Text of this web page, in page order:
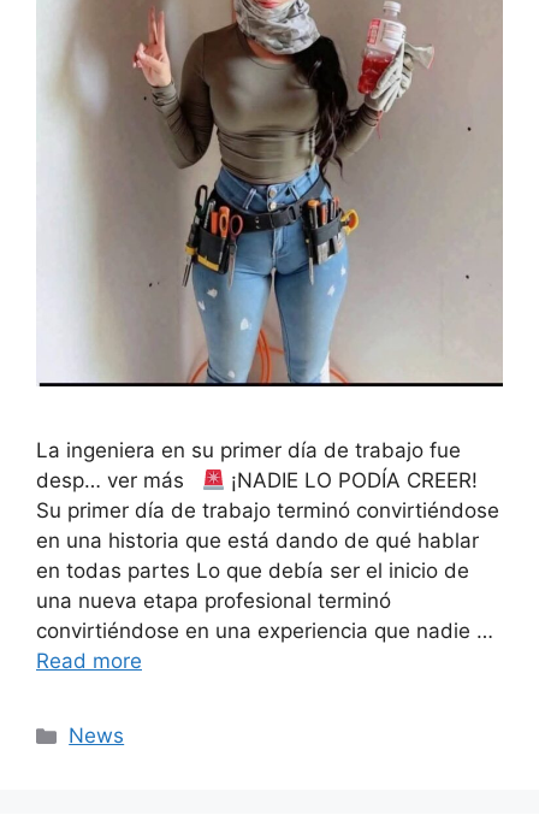
La ingeniera en su primer día de trabajo fue
desp… ver más
¡NADIE LO PODÍA CREER!
Su primer día de trabajo terminó convirtiéndose
en una historia que está dando de qué hablar
en todas partes Lo que debía ser el inicio de
una nueva etapa profesional terminó
convirtiéndose en una experiencia que nadie …
Read more
Categories
News